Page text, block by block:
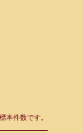
本件数です。